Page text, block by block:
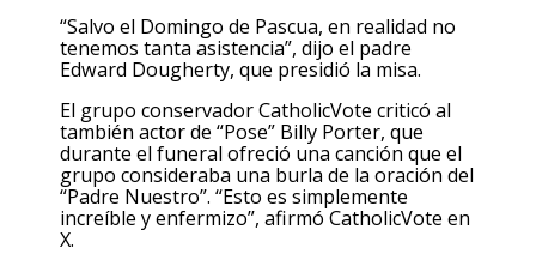
“Salvo el Domingo de Pascua, en realidad no
tenemos tanta asistencia”, dijo el padre
Edward Dougherty, que presidió la misa.
El grupo conservador CatholicVote criticó al
también actor de “Pose” Billy Porter, que
durante el funeral ofreció una canción que el
grupo consideraba una burla de la oración del
“Padre Nuestro”. “Esto es simplemente
increíble y enfermizo”, afirmó CatholicVote en
X.